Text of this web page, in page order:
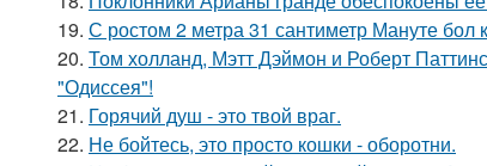
19. С ростом 2 метра 31 сантиметр Мануте бол
20. Том холланд, Мэтт Дэймон и Роберт
"Одиссея"!
21. Горячий душ - это твой враг.
22. Не бойтесь, это просто кошки - оборотни.